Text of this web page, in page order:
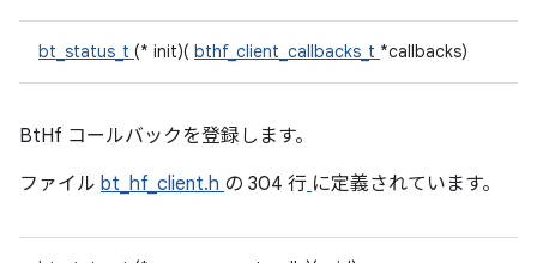
bt_status_t (* init)( bthf_client_callbacks_t *callbacks)
BtHf コールバックを登録します。
ファイル bt_hf_client.h の 304 行 に定義されています。